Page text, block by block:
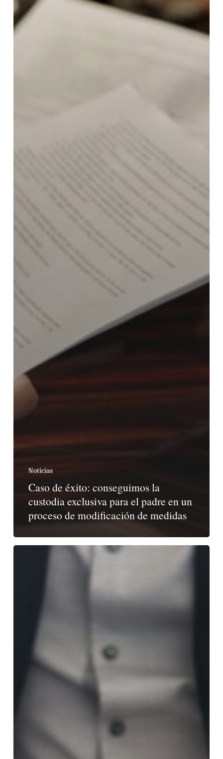
Noticias
Caso de éxito: conseguimos la
custodia exclusiva para el padre en un
proceso de modificación de medidas